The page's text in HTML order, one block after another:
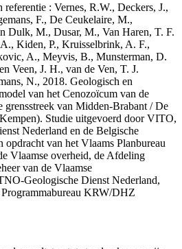
: Vernes, R.W., Deckers, J.,
F., De Ceukelaire, M.,
Dulk, M., Dusar, M., Van Haren, T. F.
Kiden, P., Kruisselbrink, A. F.,
A., Meyvis, B., Munsterman, D.
Veen, J. H., van de Ven, T. J.
N., 2018. Geologisch en
van het Cenozoïcum van de
grensstreek van Midden-Brabant / De
Studie uitgevoerd door VITO,
Nederland en de Belgische
opdracht van het Vlaams Planbureau
Vlaamse overheid, de Afdeling
van de Vlaamse
Geologische Dienst Nederland,
KRW/DHZ